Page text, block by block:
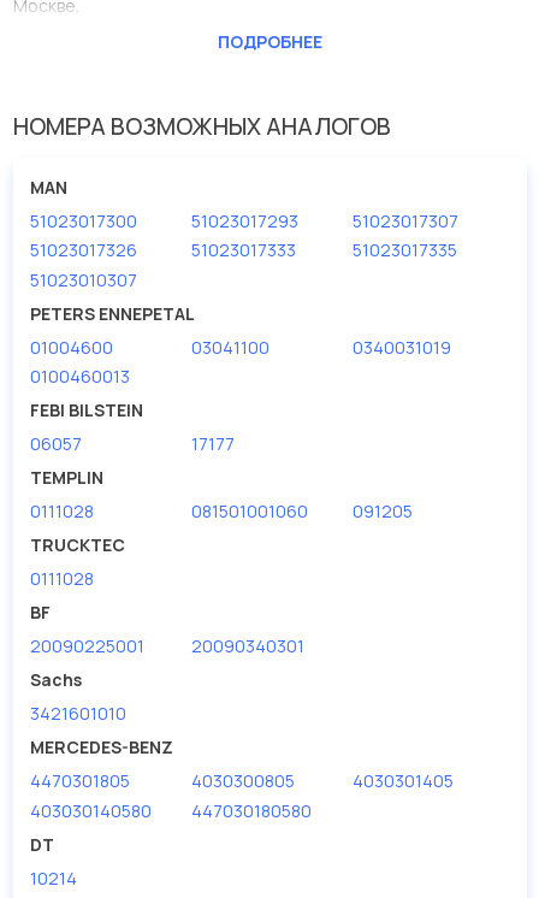
Москве.
Эта запчасть представлена по производителю DT
Маховик в нашей компании Евродеталь представлены в
Мы продаем сертифицированные колодки тормозные
дисковые с гарантией от производителя DT.
Производитель
ПОДРОБНЕЕ
НОМЕРА ВОЗМОЖНЫХ АНАЛОГОВ
MAN
51023017300
51023017293
51023017307
51023017326
51023017333
51023017335
51023010307
PETERS ENNEPETAL
01004600
03041100
0340031019
0100460013
FEBI BILSTEIN
06057
17177
TEMPLIN
0111028
081501001060
091205
TRUCKTEC
0111028
BF
20090225001
20090340301
Sachs
3421601010
MERCEDES-BENZ
4470301805
4030300805
4030301405
403030140580
447030180580
DT
10214